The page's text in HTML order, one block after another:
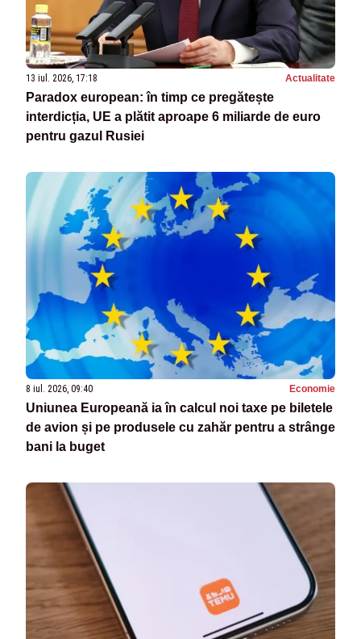
13 iul. 2026, 17:18 Actualitate
Paradox european: în timp ce pregătește
interdicția, UE a plătit aproape 6 miliarde de euro
pentru gazul Rusiei
8 iul. 2026, 09:40 Economie
Uniunea Europeană ia în calcul noi taxe pe biletele
de avion și pe produsele cu zahăr pentru a strânge
bani la buget